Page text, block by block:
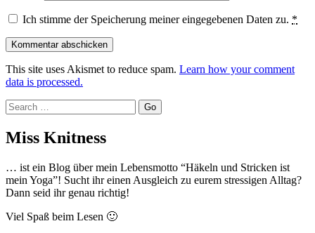
Ich stimme der Speicherung meiner eingegebenen Daten zu. *
This site uses Akismet to reduce spam. Learn how your comment
data is processed.
Search
Miss Knitness
… ist ein Blog über mein Lebensmotto “Häkeln und Stricken ist
mein Yoga”! Sucht ihr einen Ausgleich zu eurem stressigen Alltag?
Dann seid ihr genau richtig!
Viel Spaß beim Lesen 🙂